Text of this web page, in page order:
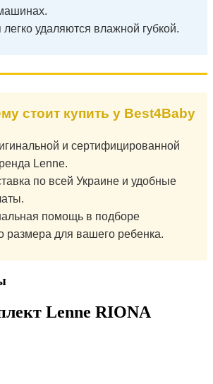
легко удаляются влажной губкой.
стоит купить у Best4Baby
и сертифицированной
Lenne.
по всей Украине и удобные
помощь в подборе
размера для вашего ребенка.
Lenne RIONA